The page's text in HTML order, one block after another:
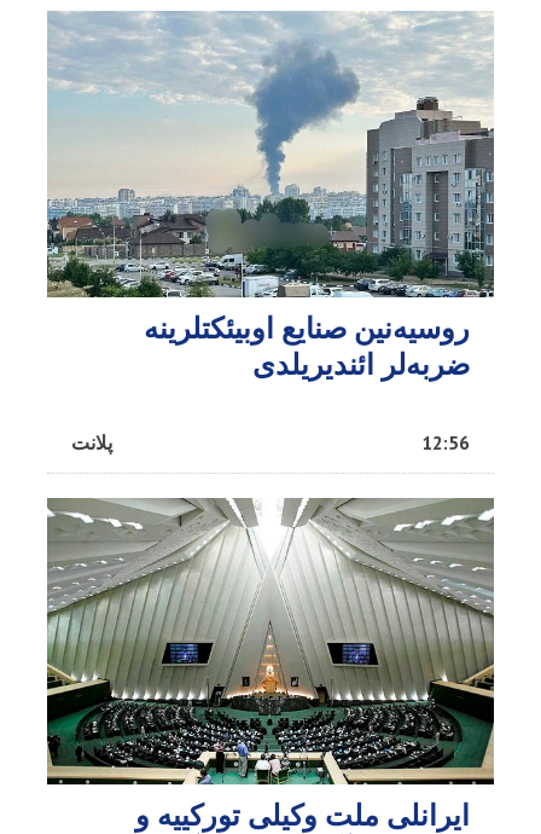
روسیه‌نین صنایع اوبیئکتلرینه
ضربه‌لر ائندیریلدی
پلانت 12:56
ایرانلی ملت وکیلی تورکییه و